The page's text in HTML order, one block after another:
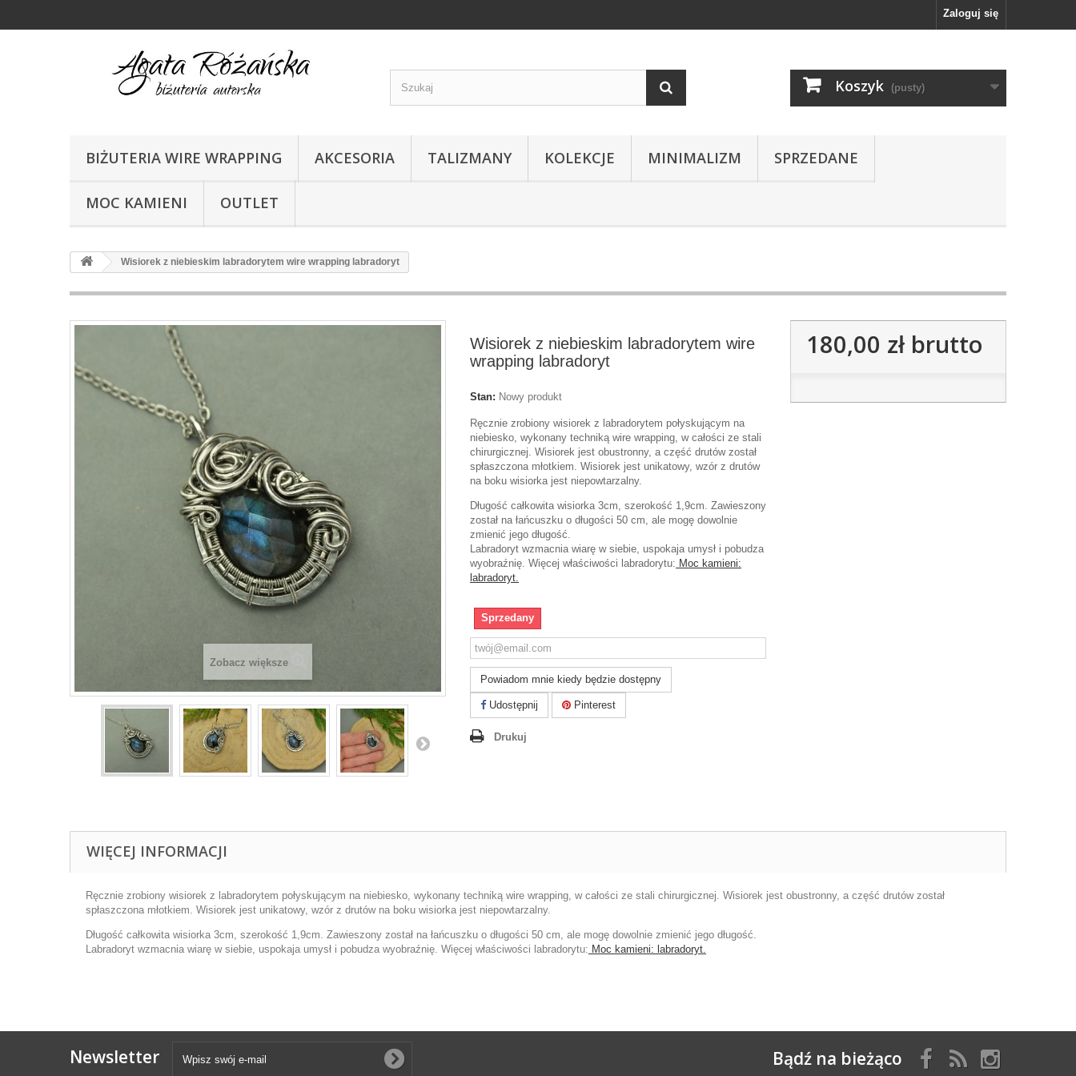
Zaloguj się
Koszyk (pusty)
BIŻUTERIA WIRE WRAPPING AKCESORIA TALIZMANY KOLEKCJE MINIMALIZM SPRZEDANE
MOC KAMIENI OUTLET
Wisiorek z niebieskim labradorytem wire wrapping labradoryt
Zobacz większe
Wisiorek z niebieskim labradorytem wire
wrapping labradoryt
Stan: Nowy produkt
Ręcznie zrobiony wisiorek z labradorytem połyskującym na
niebiesko, wykonany techniką wire wrapping, w całości ze stali
chirurgicznej. Wisiorek jest obustronny, a część drutów został
spłaszczona młotkiem. Wisiorek jest unikatowy, wzór z drutów
na boku wisiorka jest niepowtarzalny.
Długość całkowita wisiorka 3cm, szerokość 1,9cm. Zawieszony
został na łańcuszku o długości 50 cm, ale mogę dowolnie
zmienić jego długość.
Labradoryt wzmacnia wiarę w siebie, uspokaja umysł i pobudza
wyobraźnię. Więcej właściwości labradorytu: Moc kamieni:
labradoryt.
Sprzedany
Powiadom mnie kiedy będzie dostępny
Udostępnij Pinterest
Drukuj
180,00 złbrutto
WIĘCEJ INFORMACJI
Ręcznie zrobiony wisiorek z labradorytem połyskującym na niebiesko, wykonany techniką wire wrapping, w całości ze stali chirurgicznej. Wisiorek jest obustronny, a część drutów został
spłaszczona młotkiem. Wisiorek jest unikatowy, wzór z drutów na boku wisiorka jest niepowtarzalny.
Długość całkowita wisiorka 3cm, szerokość 1,9cm. Zawieszony został na łańcuszku o długości 50 cm, ale mogę dowolnie zmienić jego długość.
Labradoryt wzmacnia wiarę w siebie, uspokaja umysł i pobudza wyobraźnię. Więcej właściwości labradorytu: Moc kamieni: labradoryt.
Newsletter Bądź na bieżąco